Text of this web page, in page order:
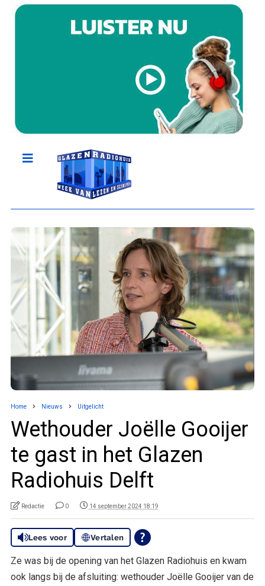
Home Nieuws Uitgelicht
Wethouder Joëlle Gooijer
te gast in het Glazen
Radiohuis Delft
Redactie 0 14 september 2024 18:19
Lees voor Vertalen
Ze was bij de opening van het Glazen Radiohuis en kwam
ook langs bij de afsluiting: wethouder Joëlle Gooijer van de